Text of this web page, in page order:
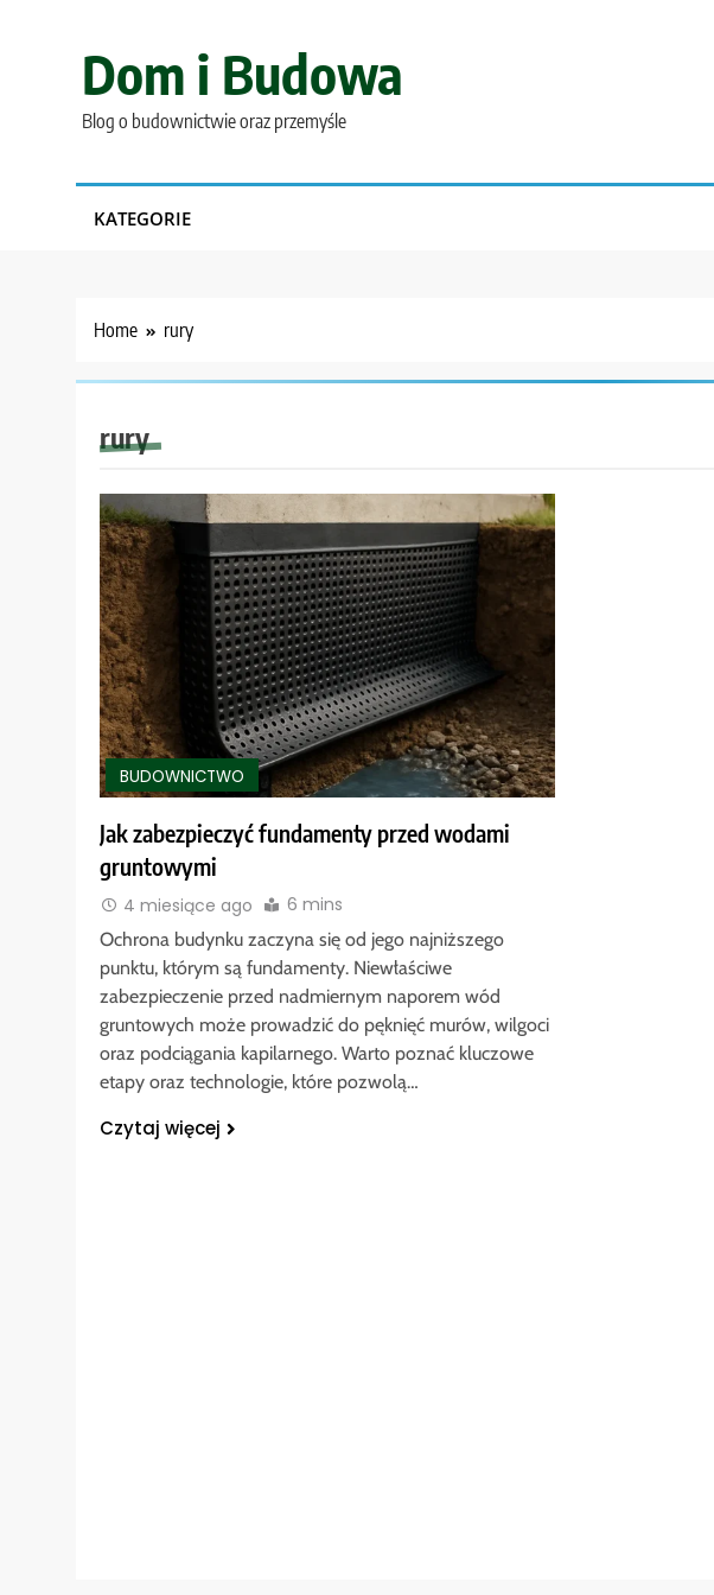
Dom i Budowa
Blog o budownictwie oraz przemyśle
KATEGORIE
Home rury
rury
BUDOWNICTWO
Jak zabezpieczyć fundamenty przed wodami
gruntowymi
4 miesiące ago 6 mins
Ochrona budynku zaczyna się od jego najniższego
punktu, którym są fundamenty. Niewłaściwe
zabezpieczenie przed nadmiernym naporem wód
gruntowych może prowadzić do pęknięć murów, wilgoci
oraz podciągania kapilarnego. Warto poznać kluczowe
etapy oraz technologie, które pozwolą…
Czytaj więcej